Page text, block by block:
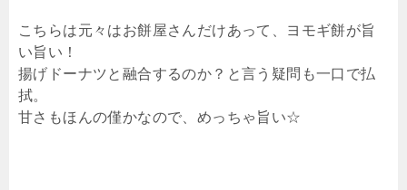
こちらは元々はお餅屋さんだけあって、ヨモギ餅が旨
い旨い！
揚げドーナツと融合するのか？と言う疑問も一口で払
拭。
甘さもほんの僅かなので、めっちゃ旨い☆